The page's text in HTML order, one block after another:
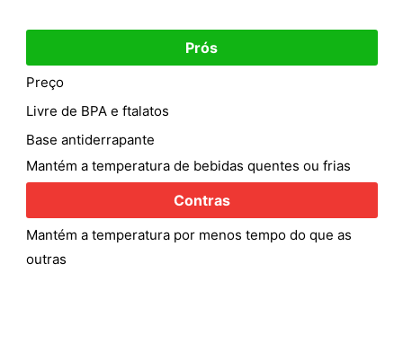
Prós
Preço
Livre de BPA e ftalatos
Base antiderrapante
Mantém a temperatura de bebidas quentes ou frias
Contras
Mantém a temperatura por menos tempo do que as
outras